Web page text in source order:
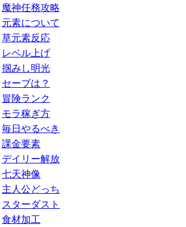
魔神任務攻略
元素について
草元素反応
レベル上げ
掴みし明光
セーブは？
冒険ランク
モラ稼ぎ方
毎日やるべき
課金要素
デイリー解放
七天神像
主人公どっち
スターダスト
食材加工